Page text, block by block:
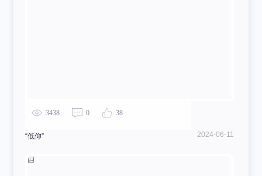
3438 0 38
“低仰” 2024-06-11